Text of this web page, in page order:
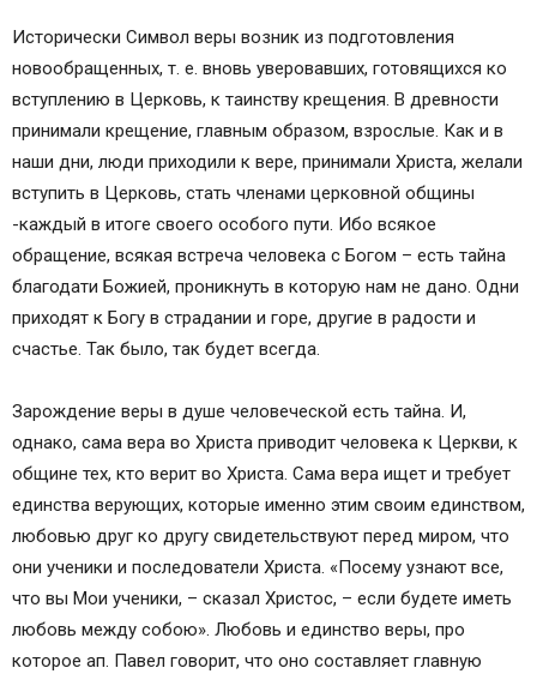
Исторически Символ веры возник из подготовления
новообращенных, т. е. вновь уверовавших, готовящихся ко
вступлению в Церковь, к таинству крещения. В древности
принимали крещение, главным образом, взрослые. Как и в
наши дни, люди приходили к вере, принимали Христа, желали
вступить в Церковь, стать членами церковной общины
-каждый в итоге своего особого пути. Ибо всякое
обращение, всякая встреча человека с Богом – есть тайна
благодати Божией, проникнуть в которую нам не дано. Одни
приходят к Богу в страдании и горе, другие в радости и
счастье. Так было, так будет всегда.
Зарождение веры в душе человеческой есть тайна. И,
однако, сама вера во Христа приводит человека к Церкви, к
общине тех, кто верит во Христа. Сама вера ищет и требует
единства верующих, которые именно этим своим единством,
любовью друг ко другу свидетельствуют перед миром, что
они ученики и последователи Христа. «Посему узнают все,
что вы Мои ученики, – сказал Христос, – если будете иметь
любовь между собою». Любовь и единство веры, про
которое ап. Павел говорит, что оно составляет главную